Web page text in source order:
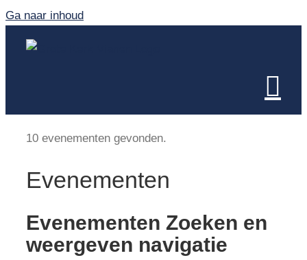
Ga naar inhoud
10 evenementen gevonden.
Evenementen
Evenementen Zoeken en
weergeven navigatie